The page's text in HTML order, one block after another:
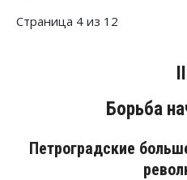
Страница 4 из 12
II
Борьба
Петроградские